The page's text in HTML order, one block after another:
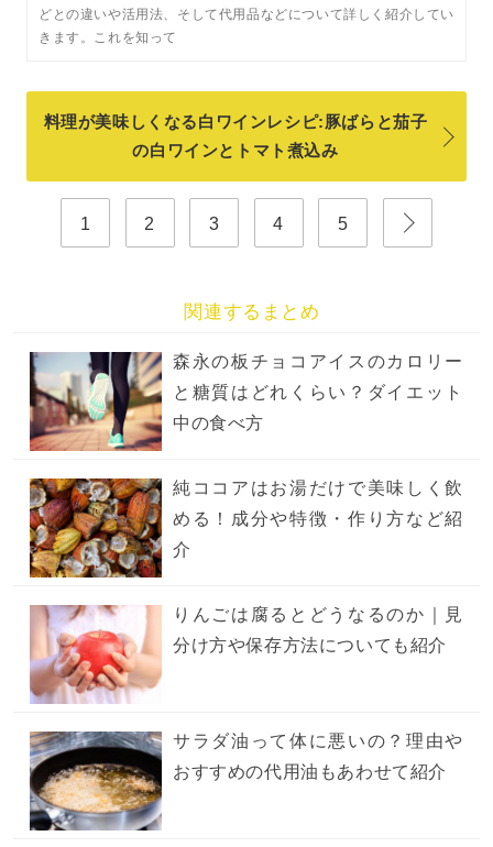
どとの違いや活用法、そして代用品などについて詳しく紹介してい
きます。これを知って
料理が美味しくなる白ワインレシピ:豚ばらと茄子
の白ワインとトマト煮込み
1 2 3 4 5
関連するまとめ
森永の板チョコアイスのカロリー
と糖質はどれくらい？ダイエット
中の食べ方
純ココアはお湯だけで美味しく飲
める！成分や特徴・作り方など紹
介
りんごは腐るとどうなるのか｜見
分け方や保存方法についても紹介
サラダ油って体に悪いの？理由や
おすすめの代用油もあわせて紹介